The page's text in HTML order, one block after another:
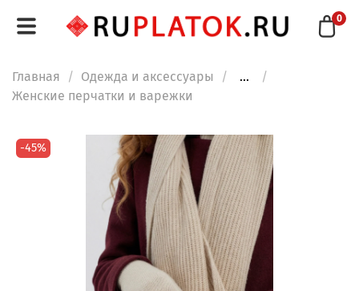
0
Главная Одежда и аксессуары
...
Женские перчатки и варежки
-45%